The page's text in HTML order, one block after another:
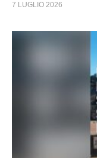
7 LUGLIO 2026